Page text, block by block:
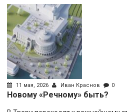
11 мая, 2026 Иван Краснов 0
Новому «Речному» быть?